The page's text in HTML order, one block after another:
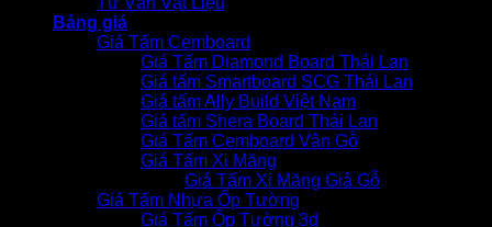
Bảng giá
Giá Tấm Cemboard
Giá Tấm Diamond Board Thái Lan
Giá tấm Smartboard SCG Thái Lan
Giá tấm Ally Build Việt Nam
Giá tấm Shera Board Thái Lan
Giá Tấm Cemboard Vân Gỗ
Giá Tấm Xi Măng
Giá Tấm Xi Măng Giả Gỗ
Giá Tấm Nhựa Ốp Tường
Giá Tấm Ốp Tường 3d